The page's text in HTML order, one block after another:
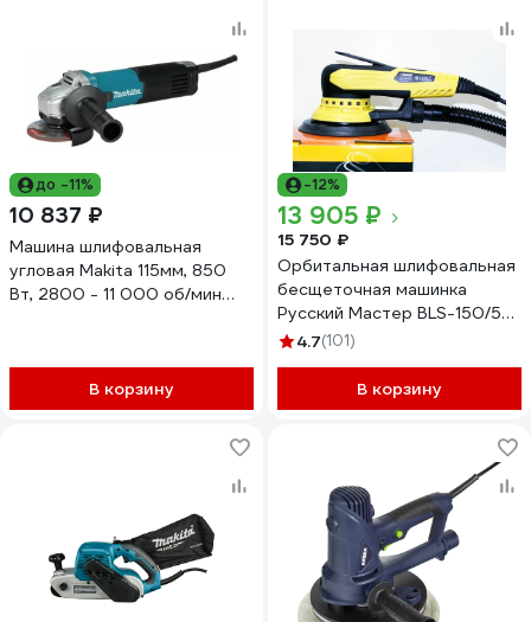
до -11%
10 837 ₽
Машина шлифовальная
угловая Makita 115мм, 850
Вт, 2800 - 11 000 об/мин
В корзину
-12%
13 905 ₽
15 750 ₽
Орбитальная шлифовальная
бесщеточная машинка
Русский Мастер BLS-150/5
150мм, эксцентрик 5мм,
4.7(101)
В корзину